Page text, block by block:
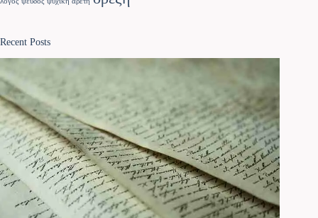
Recent Posts